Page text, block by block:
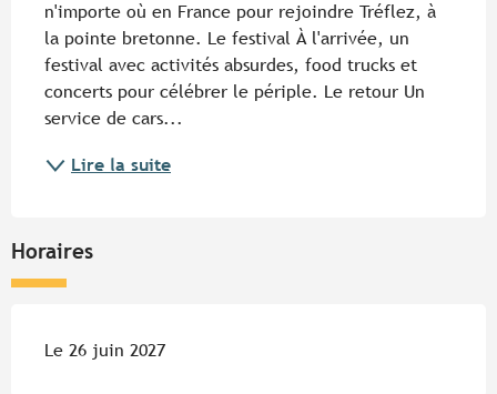
n'importe où en France pour rejoindre Tréflez, à
la pointe bretonne. Le festival À l'arrivée, un
festival avec activités absurdes, food trucks et
concerts pour célébrer le périple. Le retour Un
service de cars...
Lire la suite
Horaires
Le 26 juin 2027